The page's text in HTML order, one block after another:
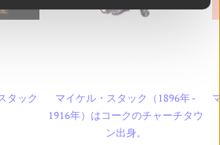
タック
マイケル・スタック（1896年 -
1916年）はコークのチャーチタウ
ン出身。
French